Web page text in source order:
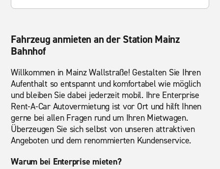
Fahrzeug anmieten an der Station Mainz
Bahnhof
Willkommen in Mainz Wallstraße! Gestalten Sie Ihren
Aufenthalt so entspannt und komfortabel wie möglich
und bleiben Sie dabei jederzeit mobil. Ihre Enterprise
Rent-A-Car Autovermietung ist vor Ort und hilft Ihnen
gerne bei allen Fragen rund um Ihren Mietwagen.
Überzeugen Sie sich selbst von unseren attraktiven
Angeboten und dem renommierten Kundenservice.
Warum bei Enterprise mieten?